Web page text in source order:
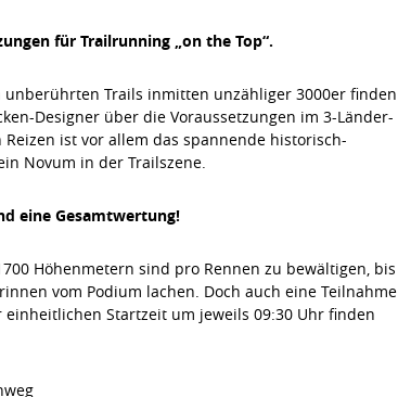
für Trailrunning „on the Top“.
Trails inmitten unzähliger 3000er finden
Designer über die Voraussetzungen im 3-Länder-
ist vor allem das spannende historisch-
Novum in der Trailszene.
eine Gesamtwertung!
Höhenmetern sind pro Rennen zu bewältigen, bis
vom Podium lachen. Doch auch eine Teilnahme
einheitlichen Startzeit um jeweils 09:30 Uhr finden